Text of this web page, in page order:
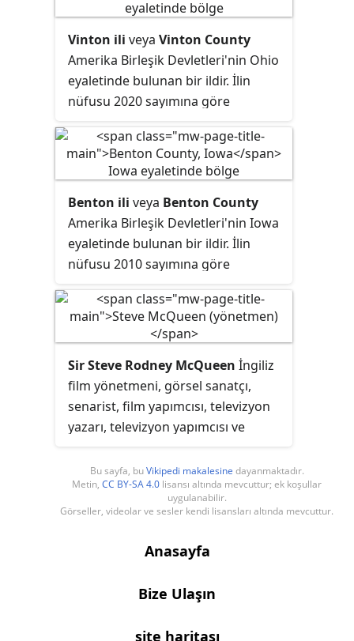
Vinton ili veya Vinton County
Amerika Birleşik Devletleri'nin Ohio
eyaletinde bulunan bir ildir. İlin
nüfusu 2020 sayımına göre
şehridir.
Benton ili veya Benton County
Amerika Birleşik Devletleri'nin Iowa
eyaletinde bulunan bir ildir. İlin
nüfusu 2010 sayımına göre
şehridir.
Sir Steve Rodney McQueen İngiliz
film yönetmeni, görsel sanatçı,
senarist, film yapımcısı, televizyon
yazarı, televizyon yapımcısı ve
Northup'un 1853 tarihli kölelik
anılarının uyarlaması olan ödüllü
filmi12 Years a Slave(2013) ile
grevi hakkında tarihi bir drama olan
mücadele eden bir yönetici
(2011) ve İngiliz televizyon dizisinin
Bu sayfa, buVikipedi makalesine dayanmaktadır.
Metin, CC BY-SA 4.0 lisansı altında mevcuttur; ek koşullar
uygulanabilir.
Görseller, videolar ve sesler kendi lisansları altında mevcuttur.
Anasayfa
Bize Ulaşın
site haritası